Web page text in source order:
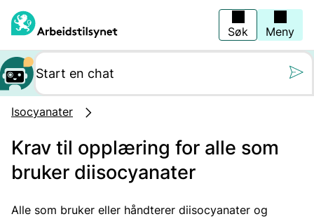
hovedinnhold
Søk Meny
Isocyanater
Krav til opplæring for alle som
bruker diisocyanater
Alle som bruker eller håndterer diisocyanater og